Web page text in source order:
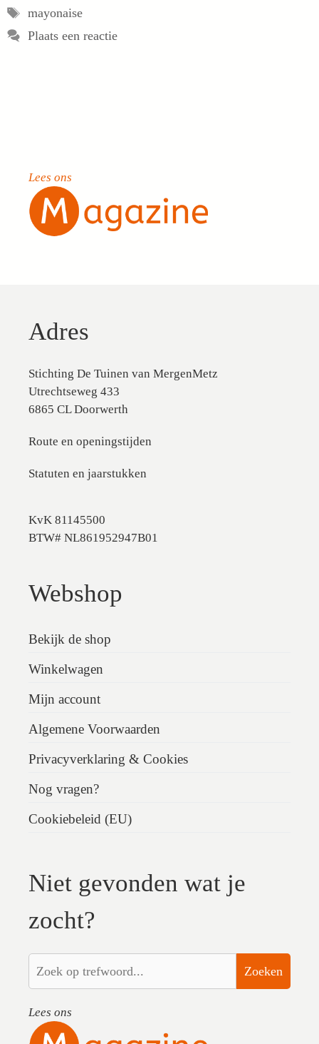
Tags
mayonaise
Plaats een reactie
Lees ons
Adres
Stichting De Tuinen van MergenMetz
Utrechtseweg 433
6865 CL Doorwerth
Route en openingstijden
Statuten en jaarstukken
KvK 81145500
BTW# NL861952947B01
Webshop
Bekijk de shop
Winkelwagen
Mijn account
Algemene Voorwaarden
Privacyverklaring & Cookies
Nog vragen?
Cookiebeleid (EU)
Niet gevonden wat je
zocht?
Zoeken
Lees ons